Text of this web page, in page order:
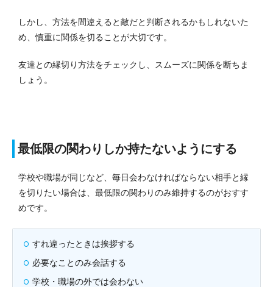
しかし、方法を間違えると敵だと判断されるかもしれないた
め、慎重に関係を切ることが大切です。
友達との縁切り方法をチェックし、スムーズに関係を断ちま
しょう。
最低限の関わりしか持たないようにする
学校や職場が同じなど、毎日会わなければならない相手と縁
を切りたい場合は、最低限の関わりのみ維持するのがおすす
めです。
すれ違ったときは挨拶する
必要なことのみ会話する
学校・職場の外では会わない